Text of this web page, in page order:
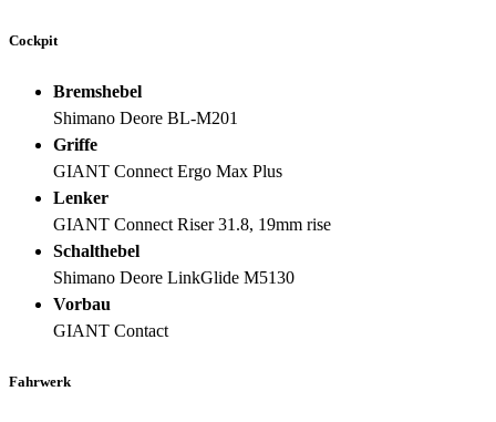
Cockpit
Bremshebel
Shimano Deore BL-M201
Griffe
GIANT Connect Ergo Max Plus
Lenker
GIANT Connect Riser 31.8, 19mm rise
Schalthebel
Shimano Deore LinkGlide M5130
Vorbau
GIANT Contact
Fahrwerk